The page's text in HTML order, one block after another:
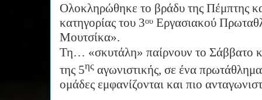
Ολοκληρώθηκε το βράδυ της Πέμπτης
κατηγορίας του 3ου Εργασιακού
Μουτσίκα».
Τη… «σκυτάλη» παίρνουν το Σάββατο
της 5ης αγωνιστικής, σε ένα
ομάδες εμφανίζονται και πιο